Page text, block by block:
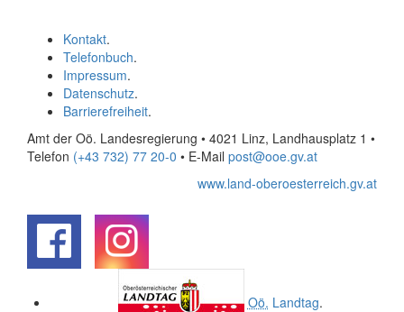
Kontakt.
Telefonbuch.
Impressum.
Datenschutz.
Barrierefreiheit.
Amt der Oö. Landesregierung • 4021 Linz, Landhausplatz 1 •
Telefon (+43 732) 77 20-0 • E-Mail post@ooe.gv.at
www.land-oberoesterreich.gv.at
Oö. Landtag.